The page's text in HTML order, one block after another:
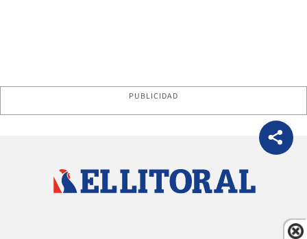
PUBLICIDAD